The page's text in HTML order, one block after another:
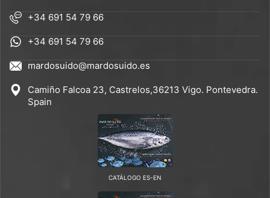
+34 691 54 79 66
+34 691 54 79 66
mardosuido@mardosuido.es
Camiño Falcoa 23, Castrelos,36213 Vigo. Pontevedra.
Spain
CATÁLOGO ES-EN